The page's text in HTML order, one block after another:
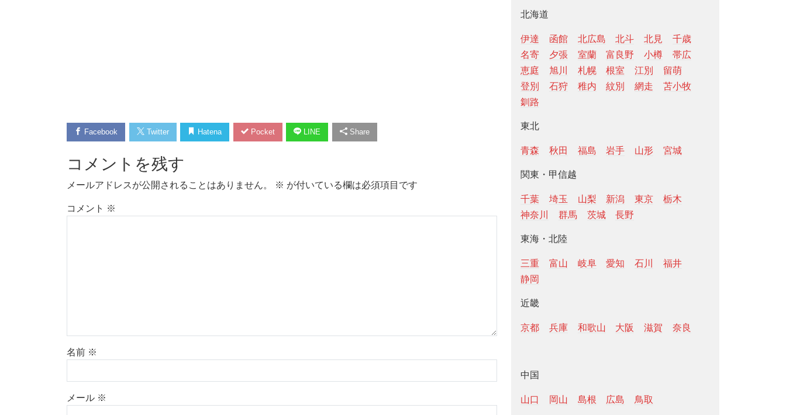
Facebook Twitter Hatena Pocket LINE Share
コメントを残す
メールアドレスが公開されることはありません。 ※ が付いている欄は必須項目です
コメント ※
名前 ※
メール ※
北海道
伊達 函館 北広島 北斗 北見
千歳
名寄
夕張 室蘭 富良野 小樽
帯広
恵庭
旭川 札幌 根室 江別
留萌
登別
石狩 稚内 紋別 網走
苫小牧
釧路
東北
青森 秋田 福島 岩手 山形 宮城
関東・甲信越
千葉 埼玉 山梨 新潟 東京
栃木
神奈川
群馬 茨城 長野
東海・北陸
三重 富山 岐阜 愛知 石川
福井
静岡
近畿
京都 兵庫 和歌山 大阪 滋賀 奈良
中国
山口 岡山 島根 広島 鳥取